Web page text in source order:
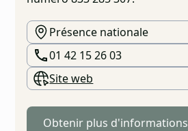
Présence nationale
01 42 15 26 03
Site web
Obtenir plus d'informations